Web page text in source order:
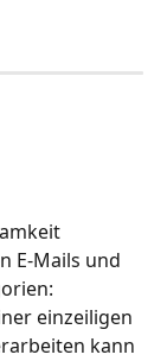
E-Mails und
einzeiligen
kann